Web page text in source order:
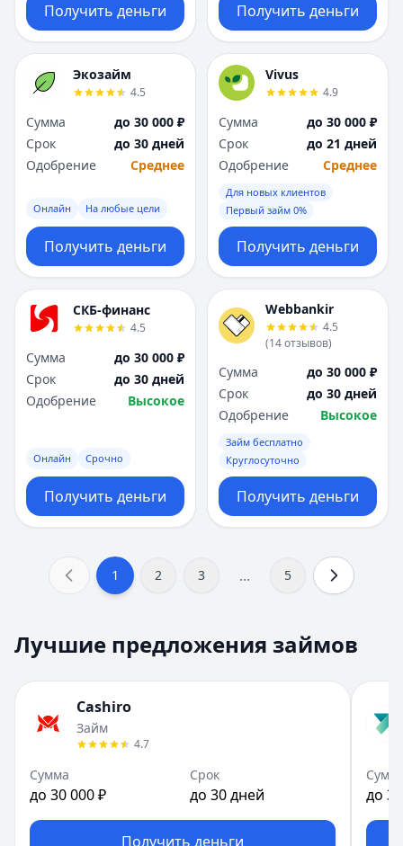
Получить деньги Получить деньги
Экозайм
4.5
Сумма
до 30 000 ₽
Срок
до 30 дней
Одобрение
Среднее
Онлайн На любые цели
Получить деньги
Vivus
4.9
Сумма
до 30 000 ₽
Срок
до 21 дней
Одобрение
Среднее
Для новых клиентов
Первый займ 0%
Получить деньги
СКБ-финанс
4.5
Сумма
до 30 000 ₽
Срок
до 30 дней
Одобрение
Высокое
Онлайн Срочно
Получить деньги
Webbankir
4.5
(14отзывов)
Сумма
до 30 000 ₽
Срок
до 30 дней
Одобрение
Высокое
Займ бесплатно
Круглосуточно
Получить деньги
1 2 3 ... 5
Лучшие предложения займов
Cashiro
Займ
4.7
Сумма
до 30 000 ₽
Срок
до 30 дней
Получить деньги
до